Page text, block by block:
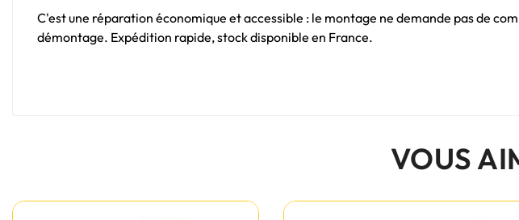
C'est une réparation économique et accessible : le montage ne demande pas de
démontage. Expédition rapide, stock disponible en France.
VOUS